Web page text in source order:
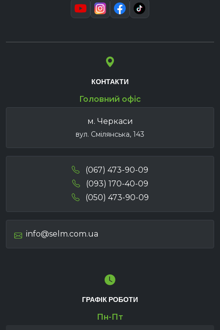
КОНТАКТИ
Головний офіс
м. Черкаси
вул. Смілянська, 143
(067) 473-90-09
(093) 170-40-09
(050) 473-90-09
info@selm.com.ua
ГРАФІК РОБОТИ
Пн-Пт